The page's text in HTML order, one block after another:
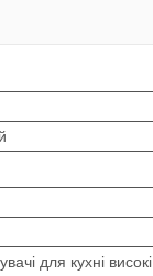
для кухні високі